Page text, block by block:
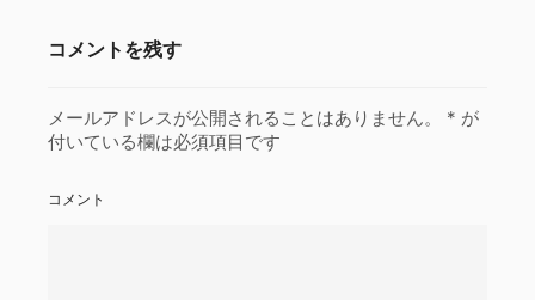
コメントを残す
メールアドレスが公開されることはありません。 * が
付いている欄は必須項目です
コメント